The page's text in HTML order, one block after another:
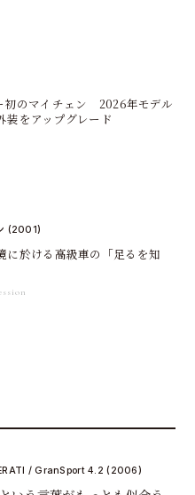
初のマイチェン 2026年モデル
をアップグレード
(2001)
に於ける高級車の「足るを知
/ GranSport 4.2 (2006)